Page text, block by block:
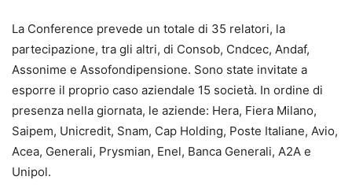
La Conference prevede un totale di 35 relatori, la
partecipazione, tra gli altri, di Consob, Cndcec, Andaf,
Assonime e Assofondipensione. Sono state invitate a
esporre il proprio caso aziendale 15 società. In ordine di
presenza nella giornata, le aziende: Hera, Fiera Milano,
Saipem, Unicredit, Snam, Cap Holding, Poste Italiane, Avio,
Acea, Generali, Prysmian, Enel, Banca Generali, A2A e
Unipol.